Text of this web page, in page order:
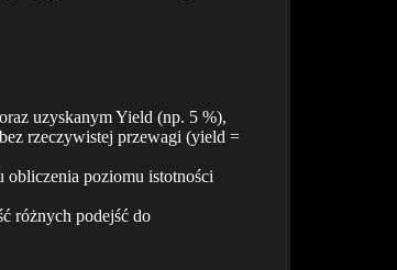
uzyskanym Yield (np. 5 %),
rzeczywistej przewagi (yield =
obliczenia poziomu istotności
różnych podejść do